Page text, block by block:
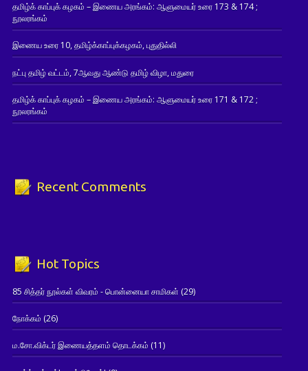
தமிழ்க் காப்புக் கழகம் – இணைய அரங்கம்: ஆளுமையர் உரை 173 & 174 ;
நூலரங்கம்
இணைய உரை 10, தமிழ்க்காப்புக்கழகம், புதுதில்லி
நட்பு தமிழ் வட்டம், 7ஆவது ஆண்டு தமிழ் விழா, மதுரை
தமிழ்க் காப்புக் கழகம் – இணைய அரங்கம்: ஆளுமையர் உரை 171 & 172 ;
நூலரங்கம்
Recent Comments
Hot Topics
85 சித்தர் நூல்கள் விவரம் - பொன்னையா சாமிகள் (29)
நோக்கம் (26)
ம.சோ.விக்டர் இணையத்தளம் தொடக்கம் (11)